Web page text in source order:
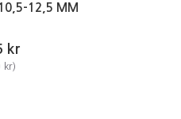
12,5 MM
kr
kr)